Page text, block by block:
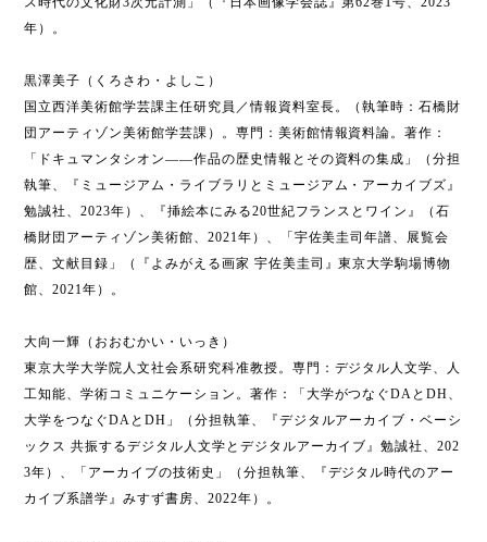
年）。
黒澤美子（くろさわ・よしこ）
国立西洋美術館学芸課主任研究員／情報資料室長。（執筆時：石橋財
団アーティゾン美術館学芸課）。専門：美術館情報資料論。著作：
「ドキュマンタシオン――作品の歴史情報とその資料の集成」（分担
執筆、『ミュージアム・ライブラリとミュージアム・アーカイブズ』
勉誠社、2023年）、『挿絵本にみる20世紀フランスとワイン』（石
橋財団アーティゾン美術館、2021年）、「宇佐美圭司年譜、展覧会
歴、文献目録」（『よみがえる画家 宇佐美圭司』東京大学駒場博物
館、2021年）。
大向一輝（おおむかい・いっき）
東京大学大学院人文社会系研究科准教授。専門：デジタル人文学、人
工知能、学術コミュニケーション。著作：「大学がつなぐDAとDH、
大学をつなぐDAとDH」（分担執筆、『デジタルアーカイブ・ベーシ
ックス 共振するデジタル人文学とデジタルアーカイブ』勉誠社、202
3年）、「アーカイブの技術史」（分担執筆、『デジタル時代のアー
カイブ系譜学』みすず書房、2022年）。